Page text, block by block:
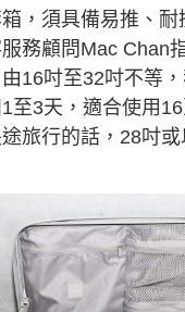
，須具備易推、
務顧問Mac Chan
由16吋至32吋不等
至3天，適合使用
旅行的話，28吋或